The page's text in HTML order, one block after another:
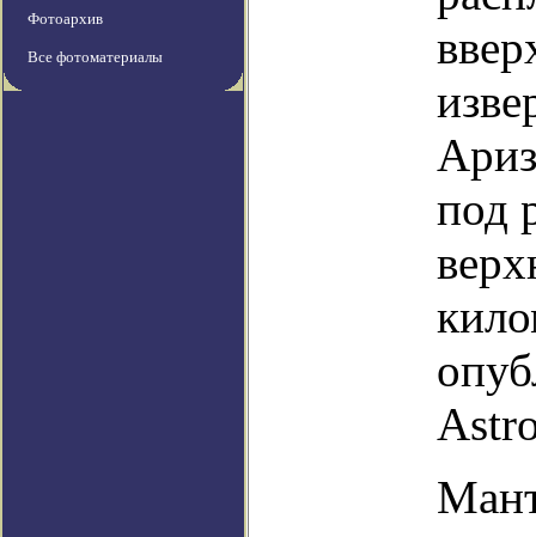
Фотоархив
Все фотоматериалы
под